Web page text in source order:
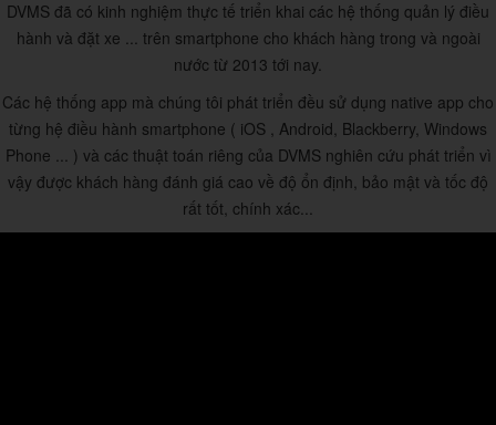
DVMS đã có kinh nghiệm thực tế triển khai các hệ thống quản lý điều
hành và đặt xe ... trên smartphone cho khách hàng trong và ngoài
nước từ 2013 tới nay.
Các hệ thống app mà chúng tôi phát triển đều sử dụng native app cho
từng hệ điều hành smartphone ( iOS , Android, Blackberry, Windows
Phone ... ) và các thuật toán riêng của DVMS nghiên cứu phát triển vì
vậy được khách hàng đánh giá cao về độ ổn định, bảo mật và tốc độ
rất tốt, chính xác...